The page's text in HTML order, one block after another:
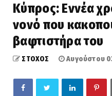
Κύπρος: Εννέα
νονό που
βαφτιστήρα του
ΣΤΟΧΟΣ Αυγούστου